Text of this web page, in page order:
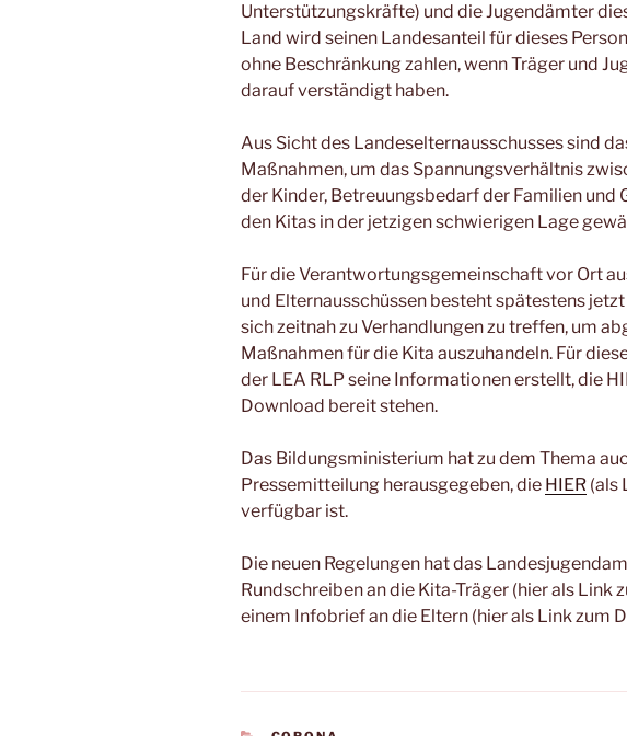
Unterstützungskräfte) und die Jugendämter
Land wird seinen Landesanteil für dieses
ohne Beschränkung zahlen, wenn Träger und
darauf verständigt haben.
Aus Sicht des Landeselternausschusses sind
Maßnahmen, um das Spannungsverhältnis
der Kinder, Betreuungsbedarf der Familien und
den Kitas in der jetzigen schwierigen Lage
Für die Verantwortungsgemeinschaft vor Ort
und Elternausschüssen besteht spätestens
sich zeitnah zu Verhandlungen zu treffen, um
Maßnahmen für die Kita auszuhandeln. Für
der LEA RLP seine Informationen erstellt, die
Download bereit stehen.
Das Bildungsministerium hat zu dem Thema
Pressemitteilung herausgegeben, die HIER (als
verfügbar ist.
Die neuen Regelungen hat das
Rundschreiben an die Kita-Träger (hier als Link
einem Infobrief an die Eltern (hier als Link zum